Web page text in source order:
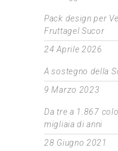
Pack design per
Fruttagel Sucor
24 Aprile 2026
A sostegno della
9 Marzo 2023
Da tre a 1.867
migliaia di anni
28 Giugno 2021